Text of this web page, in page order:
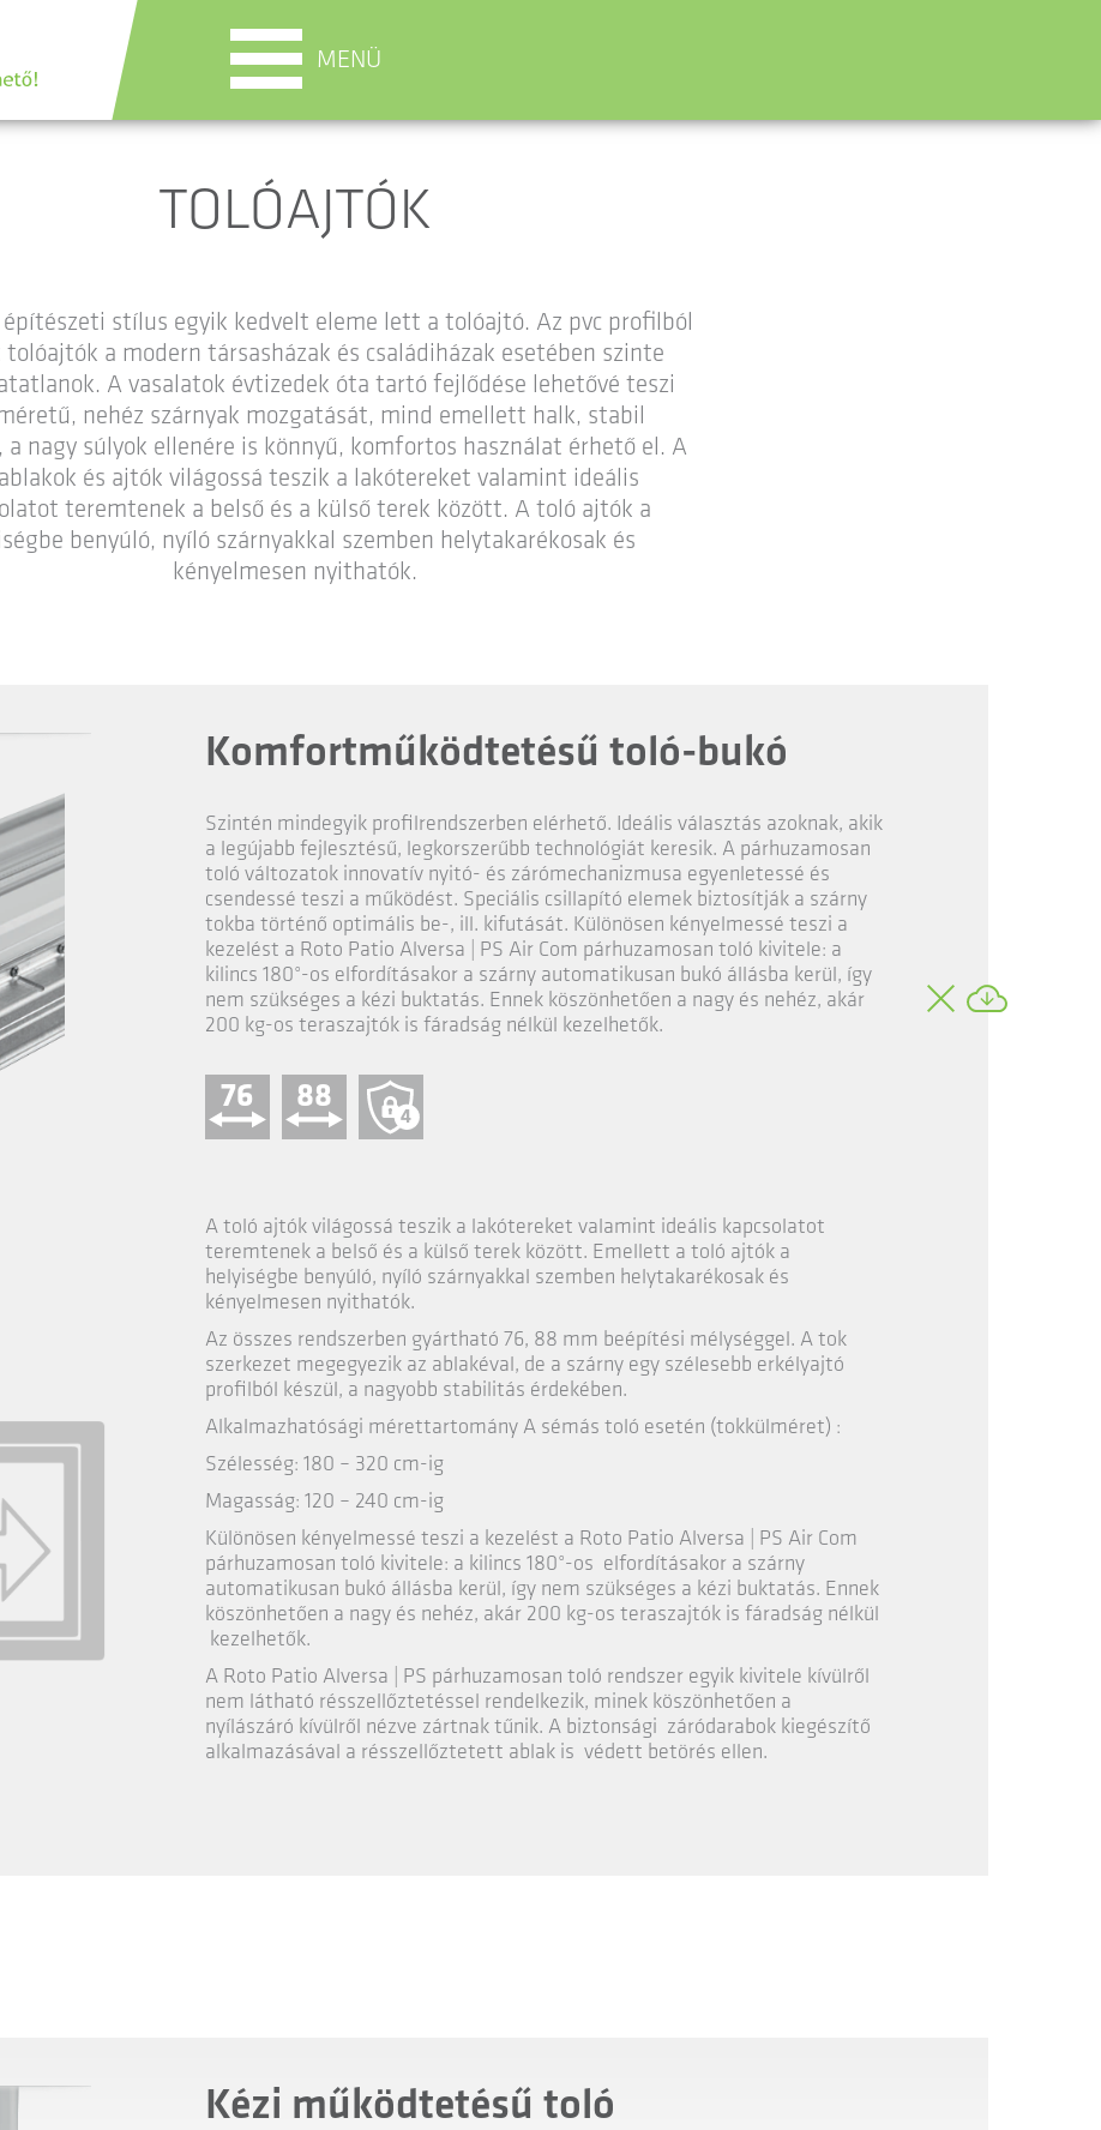
MENÜ
TOLÓAJTÓK
stílus egyik kedvelt eleme lett a tolóajtó. Az pvc profilból
tolóajtók a modern társasházak és családiházak esetében szinte
A vasalatok évtizedek óta tartó fejlődése lehetővé teszi
nehéz szárnyak mozgatását, mind emellett halk, stabil
a nagy súlyok ellenére is könnyű, komfortos használat érhető el. A
és ajtók világossá teszik a lakótereket valamint ideális
teremtenek a belső és a külső terek között. A toló ajtók a
benyúló, nyíló szárnyakkal szemben helytakarékosak és
kényelmesen nyithatók.
Komfortműködtetésű toló-bukó
Szintén mindegyik profilrendszerben elérhető. Ideális választás azoknak, akik
a legújabb fejlesztésű, legkorszerűbb technológiát keresik. A párhuzamosan
toló változatok innovatív nyitó- és zárómechanizmusa egyenletessé és
csendessé teszi a működést. Speciális csillapító elemek biztosítják a szárny
tokba történő optimális be-, ill. kifutását. Különösen kényelmessé teszi a
kezelést a Roto Patio Alversa | PS Air Com párhuzamosan toló kivitele: a
kilincs 180°-os elfordításakor a szárny automatikusan bukó állásba kerül, így
nem szükséges a kézi buktatás. Ennek köszönhetően a nagy és nehéz, akár
200 kg-os teraszajtók is fáradság nélkül kezelhetők.
76 88
4
A toló ajtók világossá teszik a lakótereket valamint ideális kapcsolatot
teremtenek a belső és a külső terek között. Emellett a toló ajtók a
helyiségbe benyúló, nyíló szárnyakkal szemben helytakarékosak és
kényelmesen nyithatók.
Az összes rendszerben gyártható 76, 88 mm beépítési mélységgel. A tok
szerkezet megegyezik az ablakéval, de a szárny egy szélesebb erkélyajtó
profilból készül, a nagyobb stabilitás érdekében.
Alkalmazhatósági mérettartomány A sémás toló esetén (tokkülméret) :
Szélesség: 180 – 320 cm-ig
Magasság: 120 – 240 cm-ig
Különösen kényelmessé teszi a kezelést a Roto Patio Alversa | PS Air Com
párhuzamosan toló kivitele: a kilincs 180°-os elfordításakor a szárny
automatikusan bukó állásba kerül, így nem szükséges a kézi buktatás. Ennek
köszönhetően a nagy és nehéz, akár 200 kg-os teraszajtók is fáradság nélkül
kezelhetők.
A Roto Patio Alversa | PS párhuzamosan toló rendszer egyik kivitele kívülről
nem látható résszellőztetéssel rendelkezik, minek köszönhetően a
nyílászáró kívülről nézve zártnak tűnik. A biztonsági záródarabok kiegészítő
alkalmazásával a résszellőztetett ablak is védett betörés ellen.
Kézi működtetésű toló